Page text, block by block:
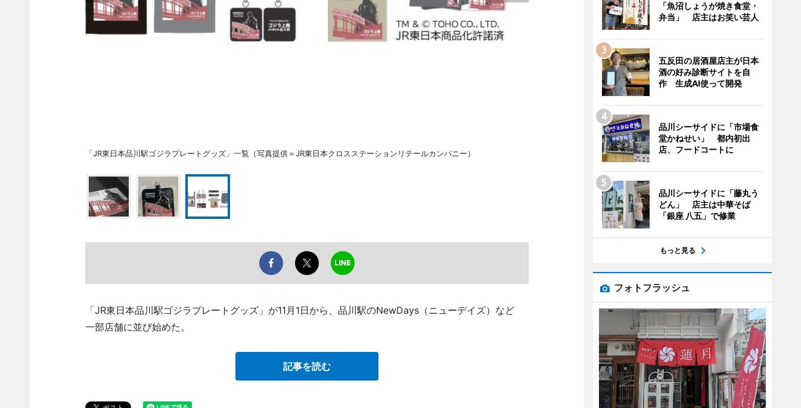
「JR東日本品川駅ゴジラプレートグッズ」一覧（写真提供＝JR東日本クロスステーションリテールカンパニー）
「JR東日本品川駅ゴジラプレートグッズ」が11月1日から、品川駅のNewDays（ニューデイズ）など
一部店舗に並び始めた。
記事を読む
「魚沼しょうが焼き食堂・
弁当」 店主はお笑い芸人
五反田の居酒屋店主が日本
酒の好み診断サイトを自
作 生成AI使って開発
品川シーサイドに「市場食
堂かねせい」 都内初出
店、フードコートに
品川シーサイドに「藤丸う
どん」 店主は中華そば
「銀座 八五」で修業
もっと見る
フォトフラッシュ